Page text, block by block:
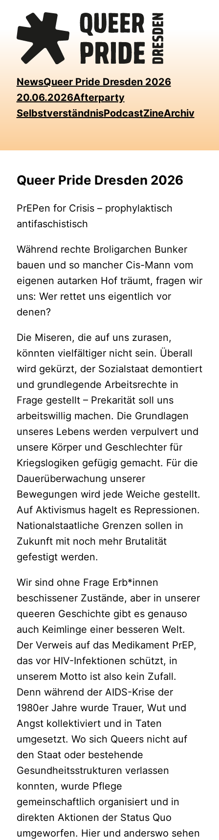
content
NewsQueer Pride Dresden 2026
20.06.2026Afterparty
SelbstverständnisPodcastZineArchiv
Queer Pride Dresden 2026
PrEPen for Crisis – prophylaktisch
antifaschistisch
Während rechte Broligarchen Bunker
bauen und so mancher Cis-Mann vom
eigenen autarken Hof träumt, fragen wir
uns: Wer rettet uns eigentlich vor
denen?
Die Miseren, die auf uns zurasen,
könnten vielfältiger nicht sein. Überall
wird gekürzt, der Sozialstaat demontiert
und grundlegende Arbeitsrechte in
Frage gestellt – Prekarität soll uns
arbeitswillig machen. Die Grundlagen
unseres Lebens werden verpulvert und
unsere Körper und Geschlechter für
Kriegslogiken gefügig gemacht. Für die
Dauerüberwachung unserer
Bewegungen wird jede Weiche gestellt.
Auf Aktivismus hagelt es Repressionen.
Nationalstaatliche Grenzen sollen in
Zukunft mit noch mehr Brutalität
gefestigt werden.
Wir sind ohne Frage Erb*innen
beschissener Zustände, aber in unserer
queeren Geschichte gibt es genauso
auch Keimlinge einer besseren Welt.
Der Verweis auf das Medikament PrEP,
das vor HIV-Infektionen schützt, in
unserem Motto ist also kein Zufall.
Denn während der AIDS-Krise der
1980er Jahre wurde Trauer, Wut und
Angst kollektiviert und in Taten
umgesetzt. Wo sich Queers nicht auf
den Staat oder bestehende
Gesundheitsstrukturen verlassen
konnten, wurde Pflege
gemeinschaftlich organisiert und in
direkten Aktionen der Status Quo
umgeworfen. Hier und anderswo sehen